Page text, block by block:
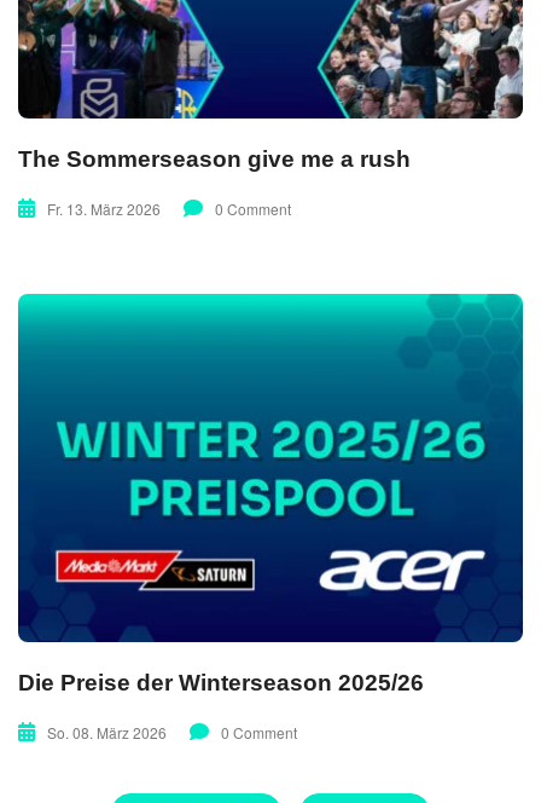
The Sommerseason give me a rush
Fr. 13. März 2026 0 Comment
Die Preise der Winterseason 2025/26
So. 08. März 2026 0 Comment